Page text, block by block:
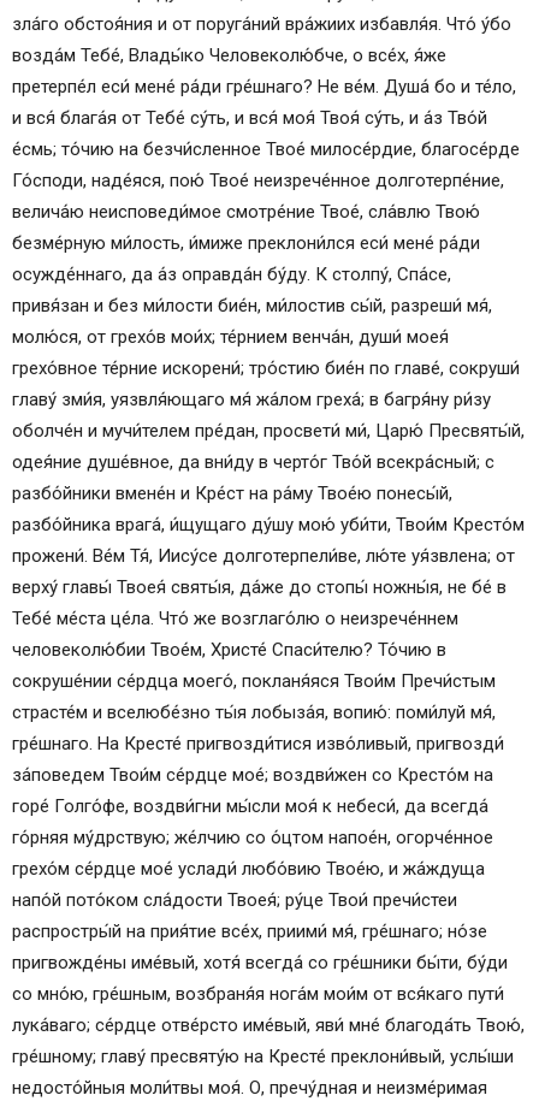
зла́го обстоя́ния и от поруга́ний вра́жиих избавля́я. Что́ у́бо
возда́м Тебе́, Влады́ко Человеколю́бче, о все́х, я́же
претерпе́л еси́ мене́ ра́ди гре́шнаго? Не ве́м. Душа́ бо и те́ло,
и вся́ блага́я от Тебе́ су́ть, и вся́ моя́ Твоя́ су́ть, и а́з Тво́й
е́смь; то́чию на безчи́сленное Твое́ милосе́рдие, благосе́рде
Го́споди, наде́яся, пою́ Твое́ неизрече́нное долготерпе́ние,
велича́ю неисповеди́мое смотре́ние Твое́, сла́влю Твою́
безме́рную ми́лость, и́миже преклони́лся еси́ мене́ ра́ди
осужде́ннаго, да а́з оправда́н бу́ду. К столпу́, Спа́се,
привя́зан и без ми́лости бие́н, ми́лостив сы́й, разреши́ мя́,
молю́ся, от грехо́в мои́х; те́рнием венча́н, души́ моея́
грехо́вное те́рние искорени́; тро́стию бие́н по главе́, сокруши́
главу́ зми́я, уязвля́ющаго мя́ жа́лом греха́; в багря́ну ри́зу
оболче́н и мучи́телем пре́дан, просвети́ ми́, Царю́ Пресвяты́й,
одея́ние душе́вное, да вни́ду в черто́г Тво́й всекра́сный; с
разбо́йники вмене́н и Кре́ст на ра́му Твое́ю понесы́й,
разбо́йника врага́, и́щущаго ду́шу мою́ уби́ти, Твои́м Кресто́м
прожени́. Ве́м Тя́, Иису́се долготерпели́ве, лю́те уя́звлена; от
верху́ главы́ Твоея́ святы́я, да́же до стопы́ ножны́я, не бе́ в
Тебе́ ме́ста це́ла. Что́ же возглаго́лю о неизрече́ннем
человеколю́бии Твое́м, Христе́ Спаси́телю? То́чию в
сокруше́нии се́рдца моего́, покланя́яся Твои́м Пречи́стым
страсте́м и вселюбе́зно ты́я лобыза́я, вопию́: поми́луй мя́,
гре́шнаго. На Кресте́ пригвозди́тися изво́ливый, пригвозди́
за́поведем Твои́м се́рдце мое́; воздви́жен со Кресто́м на
горе́ Голго́фе, воздви́гни мы́сли моя́ к небеси́, да всегда́
го́рняя му́дрствую; же́лчию со о́цтом напое́н, огорче́нное
грехо́м се́рдце мое́ услади́ любо́вию Твое́ю, и жа́ждуща
напо́й пото́ком сла́дости Твоея́; ру́це Твои́ пречи́стеи
распростры́й на прия́тие все́х, приими́ мя́, гре́шнаго; но́зе
пригвожде́ны име́вый, хотя́ всегда́ со гре́шники бы́ти, бу́ди
со мно́ю, гре́шным, возбраня́я нога́м мои́м от вся́каго пути́
лука́ваго; се́рдце отве́рсто име́вый, яви́ мне́ благода́ть Твою́,
гре́шному; главу́ пресвяту́ю на Кресте́ преклони́вый, услы́ши
недосто́йныя моли́твы моя́. О, пречу́дная и неизме́римая